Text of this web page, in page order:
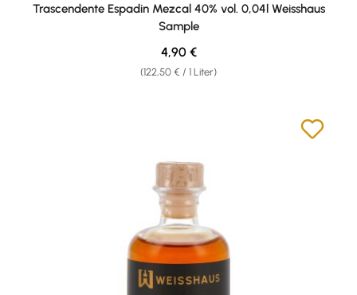
Trascendente Espadin Mezcal 40% vol. 0,04l Weisshaus
Sample
(122,50 € / 1 Liter)
Regulärer Preis:
4,90 €